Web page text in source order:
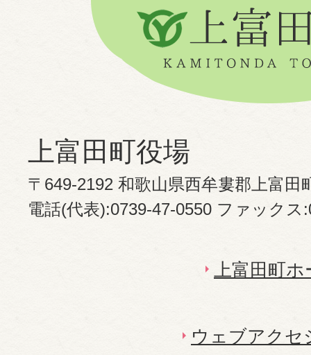
上富田町役場
〒649-2192 和歌山県西牟婁郡上富田
電話(代表):0739-47-0550 ファックス
上富田町
ウェブアクセ